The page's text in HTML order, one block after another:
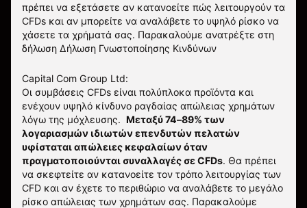
πρέπει να εξετάσετε αν κατανοείτε πώς λειτουργούν τα
CFDs και αν μπορείτε να αναλάβετε το υψηλό ρίσκο να
χάσετε τα χρήματά σας. Παρακαλούμε ανατρέξτε στη
δήλωση Δήλωση Γνωστοποίησης Κινδύνων
Capital Com Group Ltd:
Οι συμβάσεις CFDs είναι πολύπλοκα προϊόντα και
ενέχουν υψηλό κίνδυνο ραγδαίας απώλειας χρημάτων
λόγω της μόχλευσης. Μεταξύ 74–89% των
λογαριασμών ιδιωτών επενδυτών πελατών
υφίσταται απώλειες κεφαλαίων όταν
πραγματοποιούνται συναλλαγές σε CFDs. Θα πρέπει
να σκεφτείτε αν κατανοείτε τον τρόπο λειτουργίας των
CFD και αν έχετε το περιθώριο να αναλάβετε το μεγάλο
ρίσκο απώλειας των χρημάτων σας. Παρακαλούμε